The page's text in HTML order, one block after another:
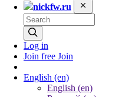
nickfw.ru
Log in
Join free Join
English (en)
English (en)